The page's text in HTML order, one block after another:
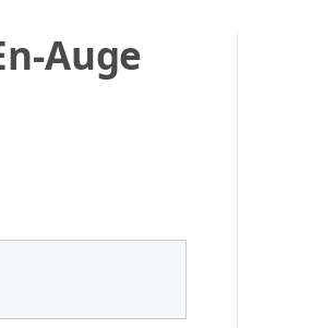
Auge